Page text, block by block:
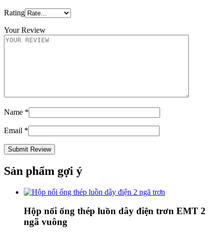
Rating
Your Review
Name *
Email *
Sản phẩm gợi ý
Hộp nối ống thép luồn dây điện trơn EMT 2
ngã vuông